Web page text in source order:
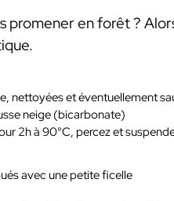
promener en forêt ?
nettoyées et éventuellement
neige (bicarbonate)
2h à 90°C, percez et
avec une petite ficelle